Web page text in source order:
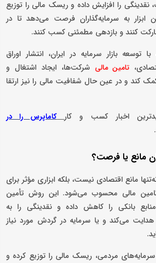
را افزایش داده و ریسک مالی را توزیع
ابزار به سرمایه‌گذاران فرصت می‌دهد تا در
کنند و بازدهی مطمئنی کسب کنند.
توسعه بازار سرمایه در ایران، انتشار اوراق
تامین مالی شرکت‌ها، ایجاد اشتغال و
کند و در عین حال شفافیت مالی را نیز ارتقا
اخبار کسب و کار
کاماپرس را در
مانع یا فرصت؟
مانع اقتصادی نیست، بلکه ابزاری مؤثر برای
مالی محسوب می‌شود. این روش تأمین
بانکی را کاهش داده و نقدینگی را به
می‌کند و یا سرمایه در گردش مورد نیاز
مردمی، ریسک مالی را توزیع کرده و